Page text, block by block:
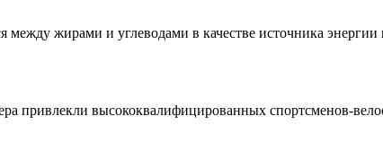
между жирами и углеводами в качестве источника
привлекли высококвалифицированных спортсменов-